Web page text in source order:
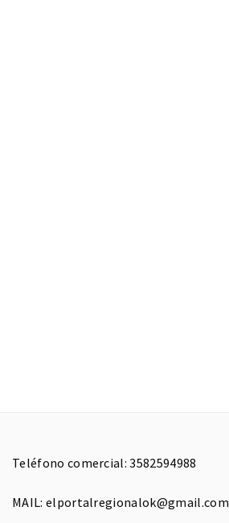
Teléfono comercial: 3582594988
MAIL: elportalregionalok@gmail.com